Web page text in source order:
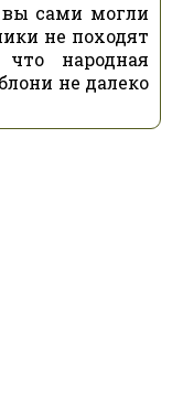
вы сами могли
не походят
народная
не далеко